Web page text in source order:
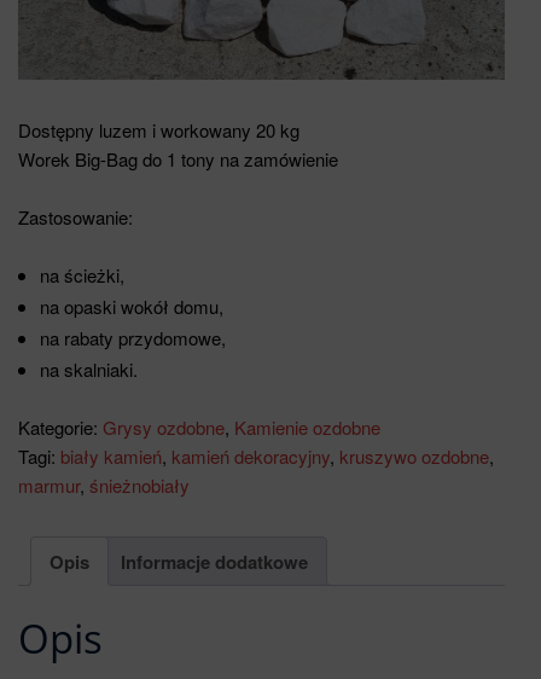
Dostępny luzem i workowany 20 kg
Worek Big-Bag do 1 tony na zamówienie
Zastosowanie:
na ścieżki,
na opaski wokół domu,
na rabaty przydomowe,
na skalniaki.
Kategorie: Grysy ozdobne, Kamienie ozdobne
Tagi: biały kamień, kamień dekoracyjny, kruszywo ozdobne,
marmur, śnieżnobiały
Opis Informacje dodatkowe
Opis